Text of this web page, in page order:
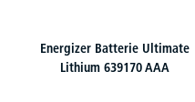
Energizer Batterie Ultimate
Lithium 639170 AAA